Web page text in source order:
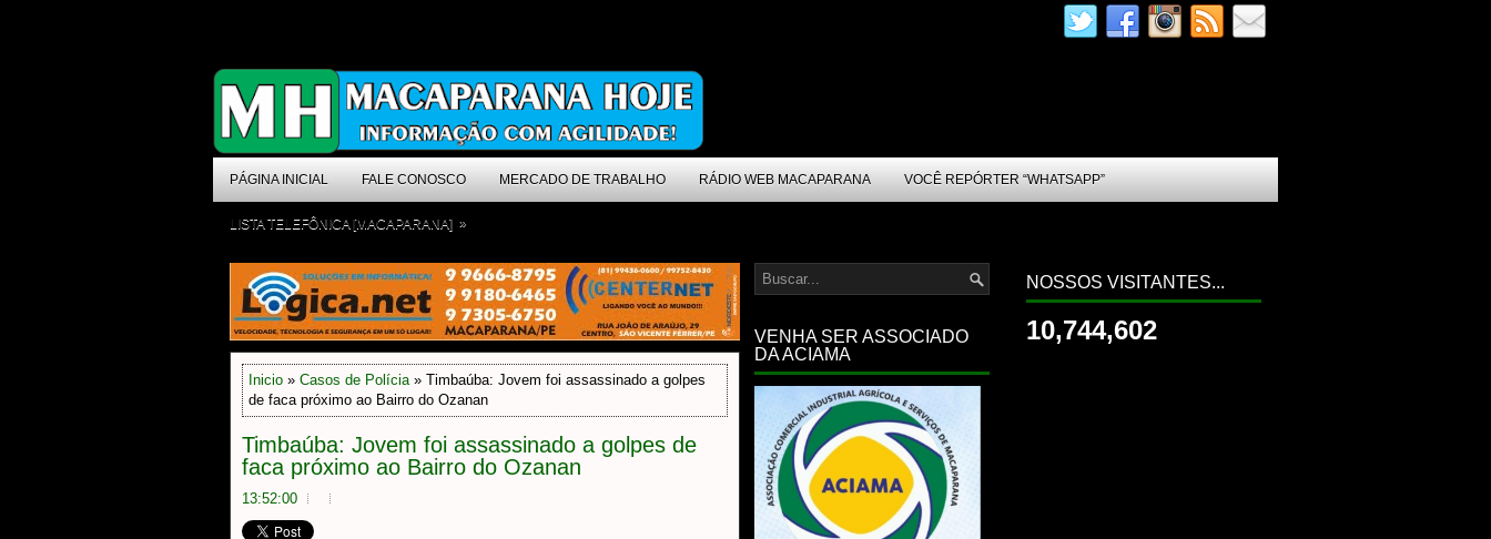
PÁGINA INICIAL FALE CONOSCO MERCADO DE TRABALHO RÁDIO WEB MACAPARANA VOCÊ REPÓRTER “WHATSAPP”
LISTA TELEFÔNICA [MACAPARANA] »
Inicio » Casos de Polícia» Timbaúba: Jovem foi assassinado a golpes
de faca próximo ao Bairro do Ozanan
Timbaúba: Jovem foi assassinado a golpes de
faca próximo ao Bairro do Ozanan
13:52:00
VENHA SER ASSOCIADO
DA ACIAMA
NOSSOS VISITANTES...
10,744,602